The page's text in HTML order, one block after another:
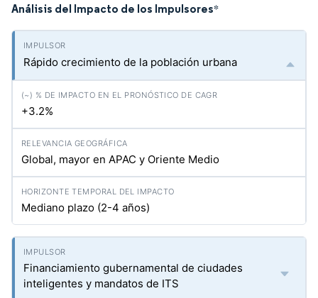
Análisis del Impacto de los Impulsores*
Rápido crecimiento de la población urbana
+3.2%
Global, mayor en APAC y Oriente Medio
Mediano plazo (2-4 años)
Financiamiento gubernamental de ciudades
inteligentes y mandatos de ITS